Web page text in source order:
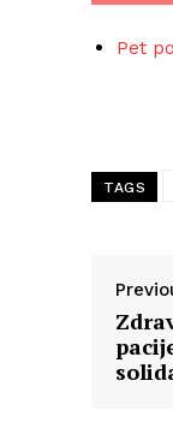
Pet
TAGS